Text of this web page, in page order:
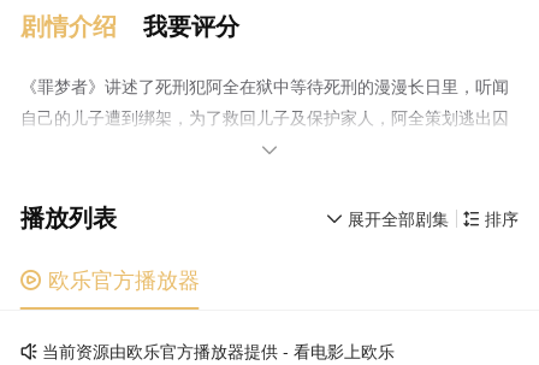
剧情介绍 我要评分
《罪梦者》讲述了死刑犯阿全在狱中等待死刑的漫漫长日里，听闻
自己的儿子遭到绑架，为了救回儿子及保护家人，阿全策划逃出囚
笼，却发现自己身陷更危险的计谋之中。整段过程中，阿全不时会
轴则是感人的兄弟情、复杂黑帮社会跟惊险逃狱情节。

 排序
 展开全部剧集
播放列表
 欧乐官方播放器
当前资源由欧乐官方播放器提供 - 看电影上欧乐